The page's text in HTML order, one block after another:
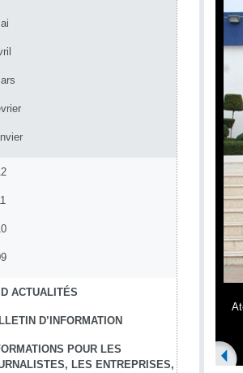
ACTUALITÉS
D’INFORMATION
POUR LES
LES ENTREPRISES,